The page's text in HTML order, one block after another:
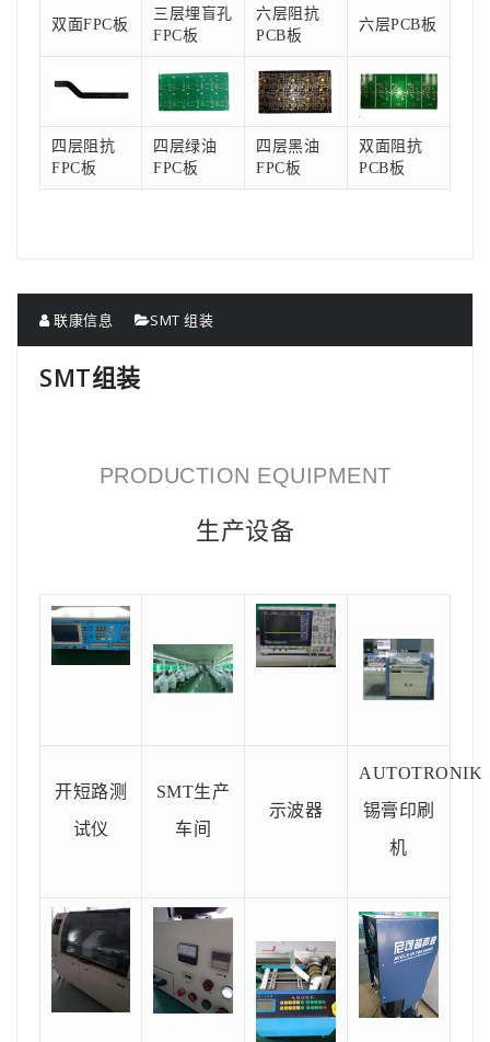
双面FPC板
三层埋盲孔
FPC板
六层阻抗
PCB板
六层PCB板
四层阻抗
FPC板
四层绿油
FPC板
四层黑油
FPC板
双面阻抗
PCB板
联康信息 SMT 组装
SMT组装
PRODUCTION EQUIPMENT
生产设备
开短路测
试仪
SMT生产
车间
示波器
AUTOTRONIK
锡膏印刷
机